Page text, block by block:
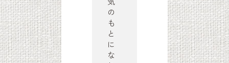
の
も
と
に
な